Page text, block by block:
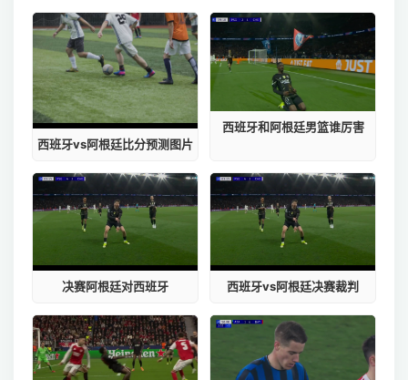
西班牙vs阿根廷比分预测图片
西班牙和阿根廷男篮谁厉害
决赛阿根廷对西班牙 西班牙vs阿根廷决赛裁判